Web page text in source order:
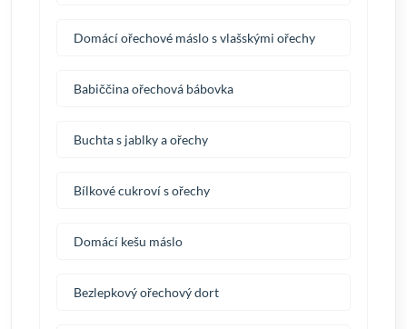
Domácí ořechové máslo s vlašskými ořechy
Babiččina ořechová bábovka
Buchta s jablky a ořechy
Bílkové cukroví s ořechy
Domácí kešu máslo
Bezlepkový ořechový dort